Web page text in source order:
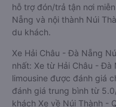
hỗ trợ đón/trả tận nơi
Nẵng và nội thành Núi
du khách.
Xe Hải Châu - Đà Nẵng
nhất: Xe từ Hải Châu - Đà
limousine được đánh giá
đánh giá trung bình từ
khách Xe về Núi Thành -